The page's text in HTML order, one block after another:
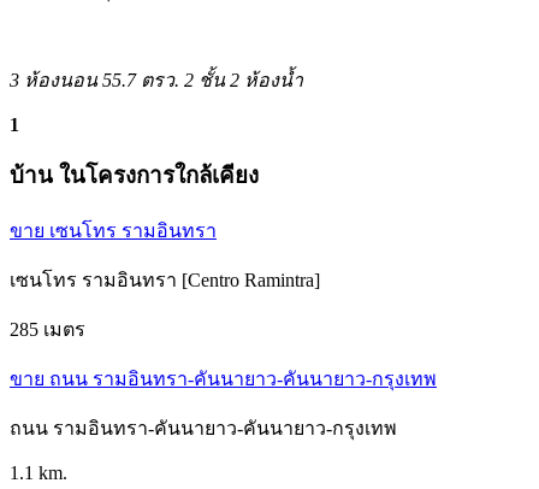
3 ห้องนอน 55.7 ตรว. 2 ชั้น 2 ห้องน้ำ
1
บ้าน ในโครงการใกล้เคียง
ขาย เซนโทร รามอินทรา
เซนโทร รามอินทรา [Centro Ramintra]
285 เมตร
ขาย ถนน รามอินทรา-คันนายาว-คันนายาว-กรุงเทพ
ถนน รามอินทรา-คันนายาว-คันนายาว-กรุงเทพ
1.1 km.